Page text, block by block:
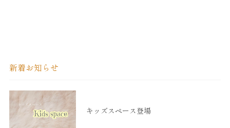
新着お知らせ
キッズスペース登場